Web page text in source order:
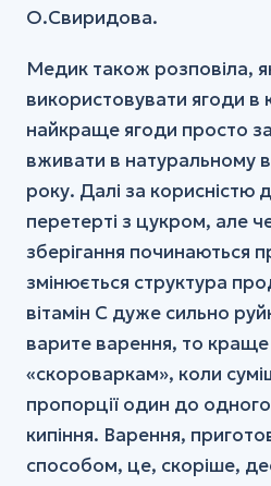
О.Свиридова.
Медик також розповіла,
використовувати ягоди в
найкраще ягоди просто
вживати в натуральному
року. Далі за корисністю
перетерті з цукром, але
зберігання починаються
змінюється структура
вітамін С дуже сильно
варите варення, то
«скороваркам», коли
пропорції один до
кипіння. Варення,
способом, це, скоріше,